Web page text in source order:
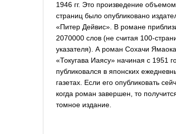
1946 гг. Это произведение
страниц было опубликовано
«Питер Дейвис». В романе
2070000 слов (не считая 100-
указателя). А роман Сохачи Ямаока
«Токугава Иаясу» начиная с 1951
публиковался в японских
газетах. Если его опубликовать
когда роман завершен, то
томное издание.